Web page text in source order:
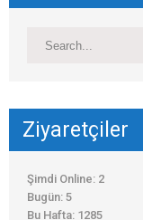
Ziyaretçiler
Şimdi Online: 2
Bugün: 5
Bu Hafta: 1285